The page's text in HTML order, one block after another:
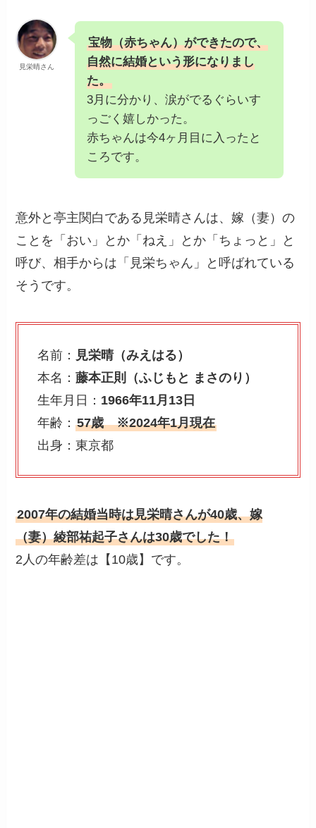
見栄晴さん
宝物（赤ちゃん）ができたので、
自然に結婚という形になりまし
た。
3月に分かり、涙がでるぐらいす
っごく嬉しかった。
赤ちゃんは今4ヶ月目に入ったと
ころです。
意外と亭主関白である見栄晴さんは、嫁（妻）の
ことを「おい」とか「ねえ」とか「ちょっと」と
呼び、相手からは「見栄ちゃん」と呼ばれている
そうです。
名前： 見栄晴（みえはる）
本名：藤本正則（ふじもと まさのり）
生年月日： 1966年11月13日
年齢：57歳 ※2024年1月現在
出身：東京都
2007年の結婚当時は見栄晴さんが40歳、嫁
（妻）綾部祐起子さんは30歳でした！
2人の年齢差は【10歳】です。